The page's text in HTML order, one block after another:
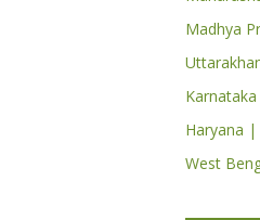
Madhya
Karnataka
Haryana |
West